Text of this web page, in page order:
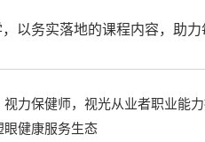
以务实落地的课程内容，助力
力保健师，视光从业者职业能
眼健康服务生态